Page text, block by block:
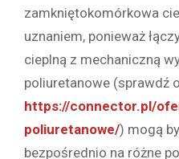
zamkniętokomórkowa
uznaniem, ponieważ
cieplną z mechaniczną
poliuretanowe (sprawdź
https://connector.pl/
poliuretanowe/) mogą
bezpośrednio na różne